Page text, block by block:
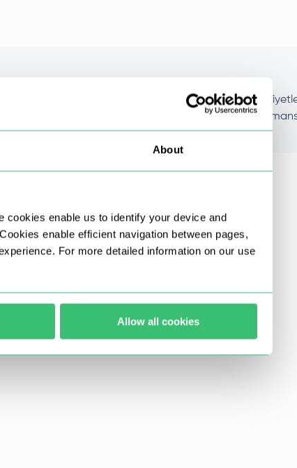
About
cookies enable us to identify your device and
enable efficient navigation between pages,
For more detailed information on our use
Allow all cookies
tahsis edilir. Bu sayede diğer kullanıcıların
temiz kalır. Adres yalnızca size ait olduğu için